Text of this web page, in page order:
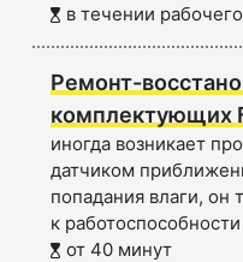
в течении
Ремонт-
комплектующих
иногда возникает
датчиком
попадания влаги, он
к
от 40 минут